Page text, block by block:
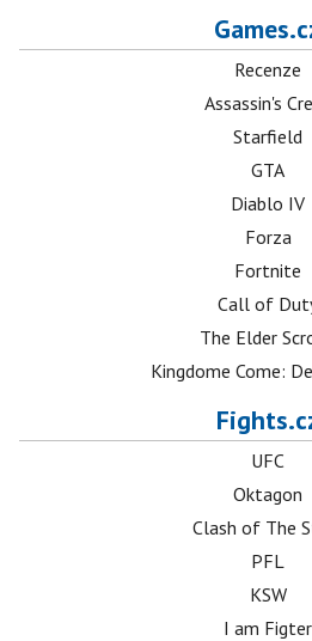
Recenze
Assassin's
Starfield
GTA
Diablo IV
Forza
Fortnite
Call of
The Elder
Kingdome Come:
UFC
Oktagon
Clash of The
PFL
KSW
I am Figter